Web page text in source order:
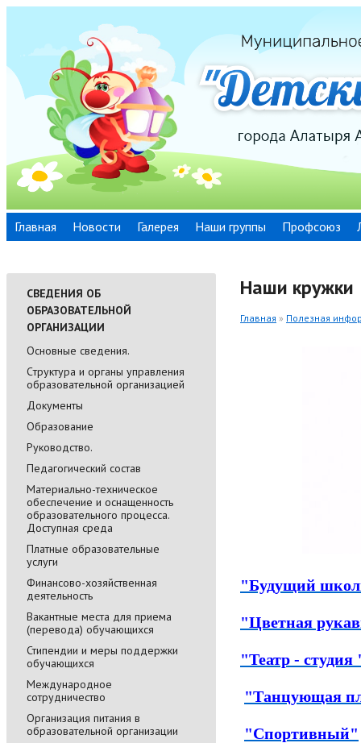
Главная Новости Галерея Наши группы Профсоюз
СВЕДЕНИЯ ОБ
ОБРАЗОВАТЕЛЬНОЙ
ОРГАНИЗАЦИИ
Основные сведения.
Cтруктура и органы управления
образовательной организацией
Документы
Образование
Руководство.
Педагогический состав
Материально-техническое
обеспечение и оснащенность
образовательного процесса.
Доступная среда
Платные образовательные
услуги
Финансово-хозяйственная
деятельность
Вакантные места для приема
(перевода) обучающихся
Стипендии и меры поддержки
обучающихся
Международное
сотрудничество
Организация питания в
образовательной организации
Наши кружки
Главная » Полезная
"Будущий
"Цветная
"Театр -
"Танцующая
"Спортивный"